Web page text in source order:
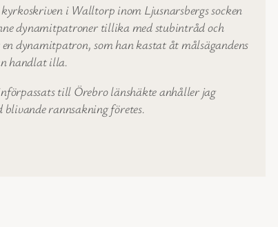
i Walltorp inom Ljusnarsbergs socken
dynamitpatroner tillika med stubintråd och
dynamitpatron, som han kastat åt målsägandens
handlat illa.
till Örebro länshäkte anhåller jag
rannsakning företes.